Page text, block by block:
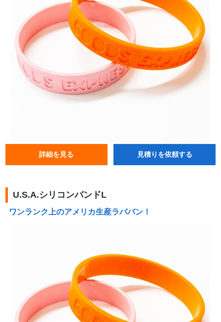
詳細を見る 見積りを依頼する
U.S.A.シリコンバンドL
ワンランク上のアメリカ生産ラババン！